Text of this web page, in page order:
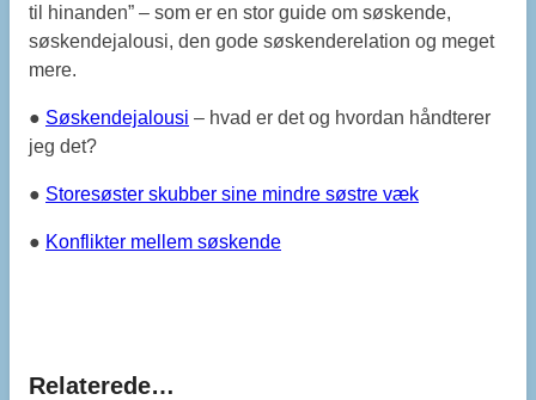
til hinanden” – som er en stor guide om søskende,
søskendejalousi, den gode søskenderelation og meget
mere.
● Søskendejalousi – hvad er det og hvordan håndterer
jeg det?
● Storesøster skubber sine mindre søstre væk
● Konflikter mellem søskende
Relaterede…